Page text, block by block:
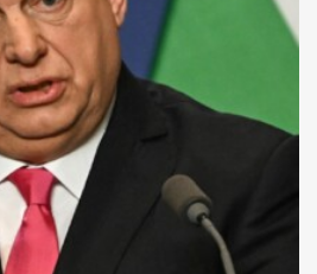
András tagadja: nem
senkit az Szfe